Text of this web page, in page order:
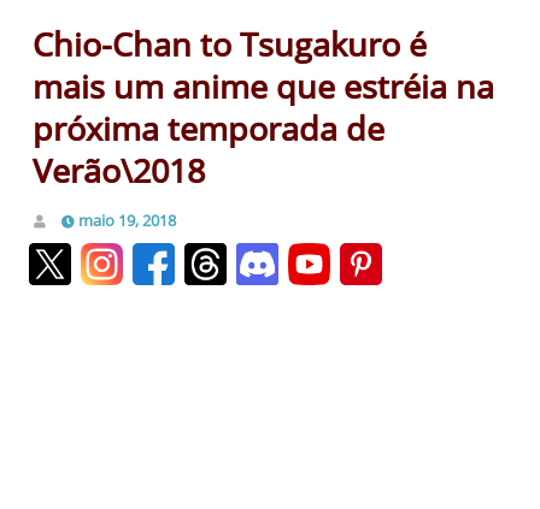
Chio-Chan to Tsugakuro é
mais um anime que estréia na
próxima temporada de
Verão\2018
maio 19, 2018